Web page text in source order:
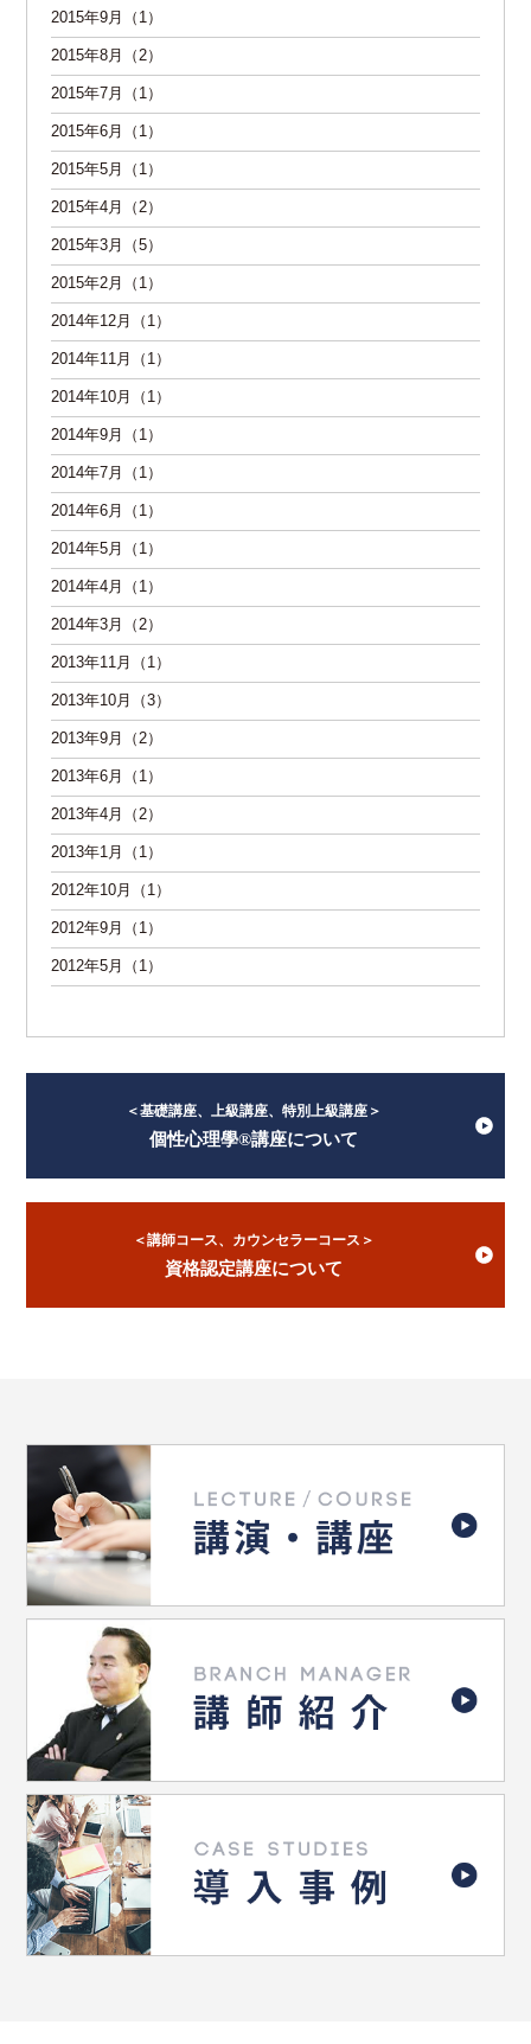
2015年9月（1）
2015年8月（2）
2015年7月（1）
2015年6月（1）
2015年5月（1）
2015年4月（2）
2015年3月（5）
2015年2月（1）
2014年12月（1）
2014年11月（1）
2014年10月（1）
2014年9月（1）
2014年7月（1）
2014年6月（1）
2014年5月（1）
2014年4月（1）
2014年3月（2）
2013年11月（1）
2013年10月（3）
2013年9月（2）
2013年6月（1）
2013年4月（2）
2013年1月（1）
2012年10月（1）
2012年9月（1）
2012年5月（1）
＜基礎講座、上級講座、特別上級講座＞
個性心理學®講座について
＜講師コース、カウンセラーコース＞
資格認定講座について